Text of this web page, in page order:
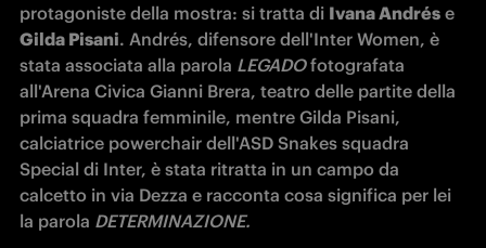
protagoniste della mostra: si tratta di Ivana Andrés
Gilda Pisani. Andrés, difensore dell'Inter Women, è
stata associata alla parola LEGADO fotografata
all'Arena Civica Gianni Brera, teatro delle partite della
prima squadra femminile, mentre Gilda Pisani,
calciatrice powerchair dell'ASD Snakes squadra
Special di Inter, è stata ritratta in un campo da
calcetto in via Dezza e racconta cosa significa per lei
la parola DETERMINAZIONE.